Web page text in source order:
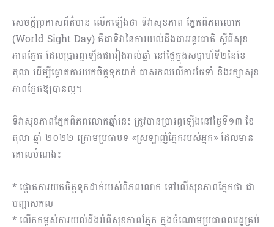
សេចក្តីប្រកាសព័ត៌មាន លើកឡើងថា ទិវាសុខភាព ភ្នែកពិភពលោក
(World Sight Day) គឺជាទិវានៃការយល់ដឹងជាអន្តរជាតិ ស្តីពីសុខ
ភាពភ្នែក ដែលប្រារព្ធឡើងជារៀងរាល់ឆ្នាំ នៅថ្ងៃក្នុងសប្តាហ៍ទី២នៃខែ
តុលា ដើម្បីផ្តោតការយកចិត្តទុកដាក់ ជាសកលលើការថែទាំ និងរក្សាសុខ
ភាពភ្នែកឱ្យបានល្អ។
ទិវាសុខភាពភ្នែកពិភពលោកឆ្នាំនេះ ត្រូវបានប្រារព្ធឡើងនៅថ្ងៃទី១៣ ខែ
តុលា ឆ្នាំ ២០២២ ក្រោមប្រធាបទ «ស្រឡាញ់ភ្នែករបស់អ្នក» ដែលមាន
គោលបំណង៖
* ផ្តោតការយកចិត្តទុកដាក់របស់ពិភពលោក ទៅលើសុខភាពភ្នែកថា ជា
បញ្ហាសកល
* លើកកម្ពស់ការយល់ដឹងអំពីសុខភាពភ្នែក ក្នុងចំណោមប្រជាពលរដ្ឋគ្រប់